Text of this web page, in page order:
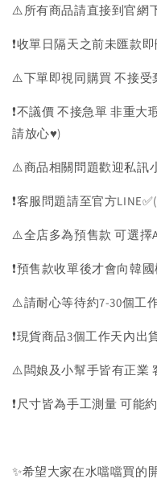
⚠️所有商品請直接到官網下
❗️收單日隔天之前未匯款
⚠️下單即視同購買 不接受
❗️不議價 不接急單 非重
請放心♥️)
⚠️商品相關問題歡迎私訊
❗️客服問題請至官方
⚠️全店多為預售款 可選擇
❗️預售款收單後才會向韓
⚠️請耐心等待約7-30個工
❗️現貨商品3個工作天內出
⚠️闆娘及小幫手皆有正業
❗️尺寸皆為手工測量 可能
✨希望大家在水噹噹買的